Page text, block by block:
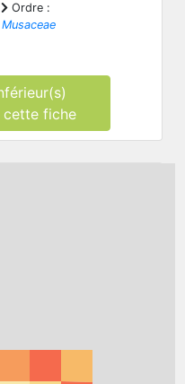
Ordre :
Musaceae
agrégé(s) sur cette fiche